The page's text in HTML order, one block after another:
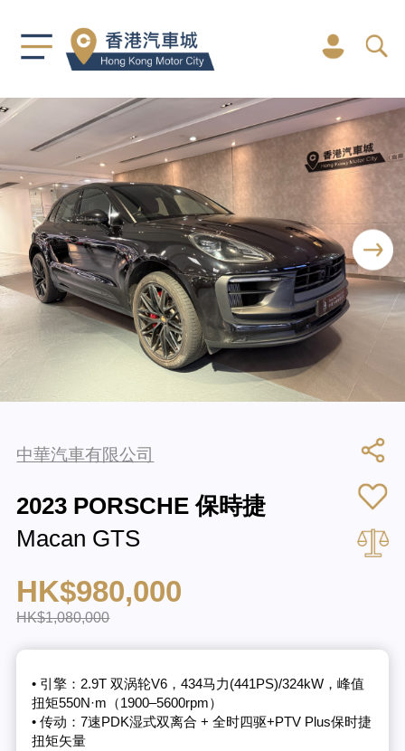
中華汽車有限公司
2023 PORSCHE 保時捷
Macan GTS
HK$980,000
HK$1,080,000
• 引擎：2.9T 双涡轮V6，434马力(441PS)/324kW，峰值
扭矩550N·m（1900–5600rpm）
• 传动：7速PDK湿式双离合 + 全时四驱+PTV Plus保时捷
扭矩矢量